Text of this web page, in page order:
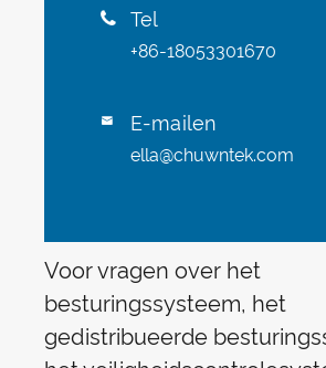
 Tel
+86-18053301670
 E-mailen
ella@chuwntek.com
Voor vragen over het
besturingssysteem, het
gedistribueerde